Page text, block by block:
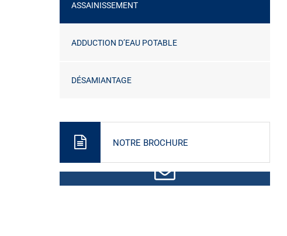
ASSAINISSEMENT
ADDUCTION D’EAU POTABLE
DÉSAMIANTAGE
NOTRE BROCHURE